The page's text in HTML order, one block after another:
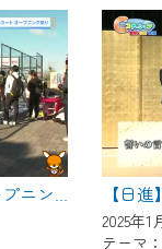
【日進】デュアルコート オープニング祭り
2025年1
テーマ